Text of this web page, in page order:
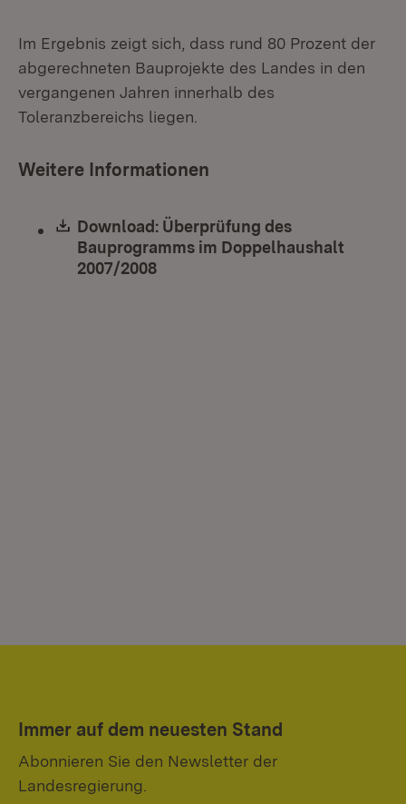
Im Ergebnis zeigt sich, dass rund 80 Prozent der
abgerechneten Bauprojekte des Landes in den
vergangenen Jahren innerhalb des
Toleranzbereichs liegen.
Weitere Informationen
Download:
Download: Überprüfung des
Bauprogramms im Doppelhaushalt
2007/2008
Immer auf dem neuesten Stand
Abonnieren Sie den Newsletter der
Landesregierung.